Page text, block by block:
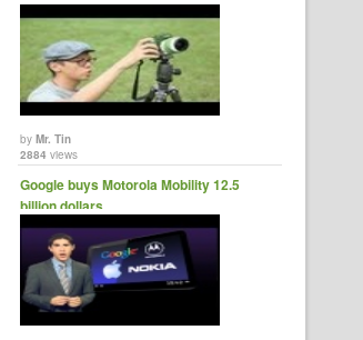
byMr. Tin
2884 views
Google buys Motorola Mobility 12.5
billion dollars